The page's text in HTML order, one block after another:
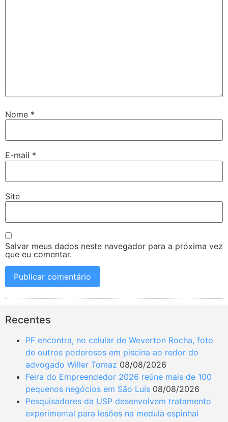
Nome *
E-mail *
Site
Salvar meus dados neste navegador para a próxima vez
que eu comentar.
Recentes
PF encontra, no celular de Weverton Rocha, foto
de outros poderosos em piscina ao redor do
advogado Willer Tomaz 08/08/2026
Feira do Empreendedor 2026 reúne mais de 100
pequenos negócios em São Luís 08/08/2026
Pesquisadores da USP desenvolvem tratamento
experimental para lesões na medula espinhal